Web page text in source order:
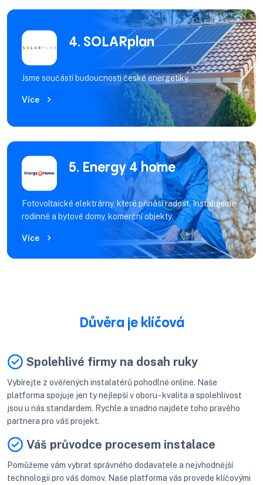
4. SOLARplan
Jsme součástí budoucnosti české energetiky.
Více
5. Energy 4 home
Fotovoltaické elektrárny, které přináší radost. Instalujeme
rodinné a bytové domy, komerční objekty.
Více
Důvěra je klíčová
Spolehlivé firmy na dosah ruky
Vybírejte z ověřených instalatérů pohodlně online. Naše
platforma spojuje jen ty nejlepší v oboru - kvalita a spolehlivost
jsou u nás standardem. Rychle a snadno najdete toho pravého
partnera pro váš projekt.
Váš průvodce procesem instalace
Pomůžeme vám vybrat správného dodavatele a nejvhodnější
technologii pro váš domov. Naše platforma vás provede klíčovými